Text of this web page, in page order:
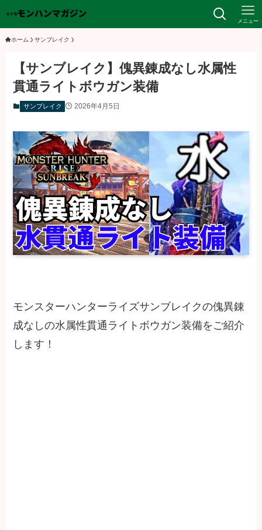
メニュー
ホーム サンブレイク
【サンブレイク】傀異錬成なし水属性
貫通ライトボウガン装備
サンブレイク 2026年4月5日
モンスターハンターライズサンブレイクの傀異錬
成なしの水属性貫通ライトボウガン装備をご紹介
します！